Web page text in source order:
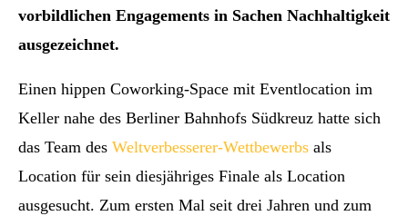
vorbildlichen Engagements in Sachen Nachhaltigkeit
ausgezeichnet.
Einen hippen Coworking-Space mit Eventlocation im
Keller nahe des Berliner Bahnhofs Südkreuz hatte sich
das Team des Weltverbesserer-Wettbewerbs als
Location für sein diesjähriges Finale als Location
ausgesucht. Zum ersten Mal seit drei Jahren und zum